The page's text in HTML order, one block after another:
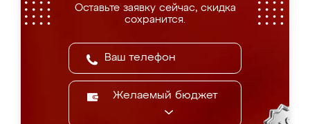
Оставьте заявку сейчас, скидка
сохранится.
Желаемый бюджет